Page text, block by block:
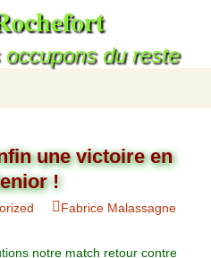
du reste
une victoire en
!
Fabrice Malassagne
notre match retour contre